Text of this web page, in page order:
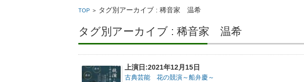
TOP > タグ別アーカイブ : 稀音家 温希
タグ別アーカイブ : 稀音家 温希
上演日:2021年12月15日
古典芸能 花の競演～船弁慶～